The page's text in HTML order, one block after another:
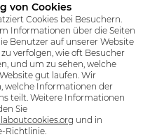
von Cookies
Cookies bei Besuchern.
Informationen über die Seiten
Benutzer auf unserer Website
verfolgen, wie oft Besucher
und um zu sehen, welche
gut laufen. Wir
welche Informationen der
teilt. Weitere Informationen
Sie
und in
Richtlinie.​